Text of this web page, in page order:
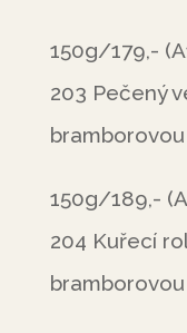
150g/179,-
203 Pečený
150g/189,-
204 Kuřecí